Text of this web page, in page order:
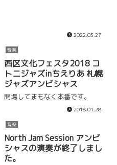
2022.03.27
音楽
西区文化フェスタ2018 コ
トニジャズinちえりあ 札幌
ジャズアンビシャス
開場してまもなく本番です。
2018.01.28
音楽
North Jam Session アンビ
シャスの演奏が終了しまし
た。